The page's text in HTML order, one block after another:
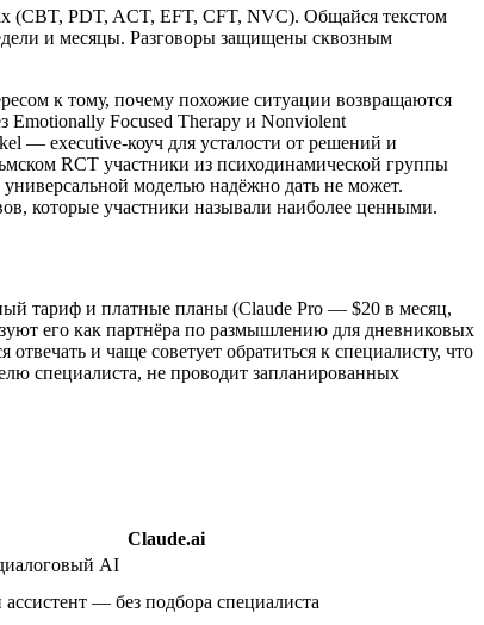
(CBT, PDT, ACT, EFT, CFT, NVC). Общайся текстом
и месяцы. Разговоры защищены сквозным
к тому, почему похожие ситуации возвращаются
Emotionally Focused Therapy и Nonviolent
— executive-коуч для усталости от решений и
RCT участники из психодинамической группы
моделью надёжно дать не может.
которые участники называли наиболее ценными.
тариф и платные планы (Claude Pro — $20 в месяц,
его как партнёра по размышлению для дневниковых
и чаще советует обратиться к специалисту, что
специалиста, не проводит запланированных
Claude.ai
AI
— без подбора специалиста